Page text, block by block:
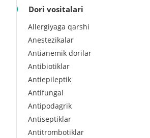
Dori vositalari
Allergiyaga qarshi
Anestezikalar
Antianemik dorilar
Antibiotiklar
Antiepileptik
Antifungal
Antipodagrik
Antiseptiklar
Antitrombotiklar